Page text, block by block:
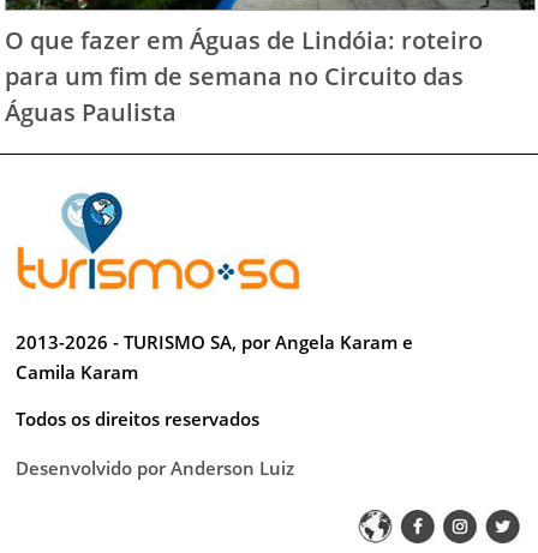
O que fazer em Águas de Lindóia: roteiro
para um fim de semana no Circuito das
Águas Paulista
2013-2026 - TURISMO SA, por Angela Karam e
Camila Karam
Todos os direitos reservados
Desenvolvido por Anderson Luiz